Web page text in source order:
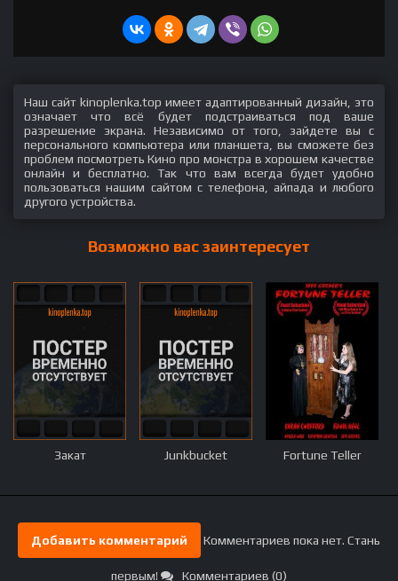
Наш сайт kinoplenka.top имеет адаптированный дизайн, это
означает что всё будет подстраиваться под ваше
разрешение экрана. Независимо от того, зайдете вы с
персонального компьютера или планшета, вы сможете без
проблем посмотреть Кино про монстра в хорошем качестве
онлайн и бесплатно. Так что вам всегда будет удобно
пользоваться нашим сайтом с телефона, айпада и любого
другого устройства.
Возможно вас заинтересует
Закат Junkbucket Fortune Teller
Добавить комментарий Комментариев пока нет. Стань
первым! Комментариев (0)